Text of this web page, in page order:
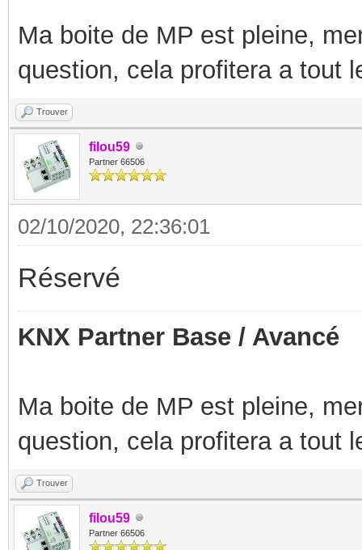
Ma boite de MP est pleine,
question, cela profitera a tout
Trouver
filou59
Partner 66506
02/10/2020, 22:36:01
Réservé
KNX Partner Base / Avancé
Ma boite de MP est pleine,
question, cela profitera a tout
Trouver
filou59
Partner 66506